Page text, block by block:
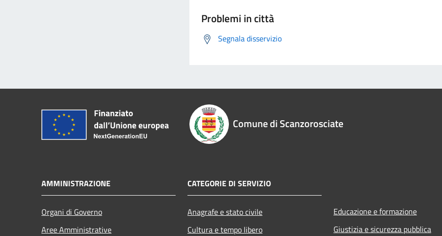
Problemi in città
Segnala disservizio
Comune di Scanzorosciate
AMMINISTRAZIONE
Organi di Governo
Aree Amministrative
CATEGORIE DI SERVIZIO
Anagrafe e stato civile
Cultura e tempo libero
Educazione e formazione
Giustizia e sicurezza pubblica